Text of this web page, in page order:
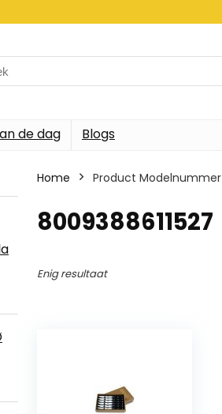
de dag Blogs
Home Product Modelnummer
8009388611527
Enig resultaat